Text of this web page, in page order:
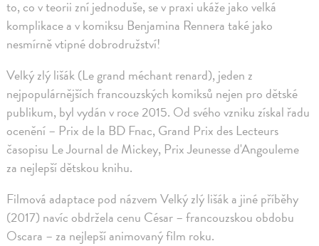
to, co v teorii zní jednoduše, se v praxi ukáže jako velká
komplikace a v komiksu Benjamina Rennera také jako
nesmírně vtipné dobrodružství!
Velký zlý lišák (Le grand méchant renard), jeden z
nejpopulárnějších francouzských komiksů nejen pro dětské
publikum, byl vydán v roce 2015. Od svého vzniku získal řadu
ocenění – Prix de la BD Fnac, Grand Prix des Lecteurs
časopisu Le Journal de Mickey, Prix Jeunesse d'Angouleme
za nejlepší dětskou knihu.
Filmová adaptace pod názvem Velký zlý lišák a jiné příběhy
(2017) navíc obdržela cenu César – francouzskou obdobu
Oscara – za nejlepší animovaný film roku.